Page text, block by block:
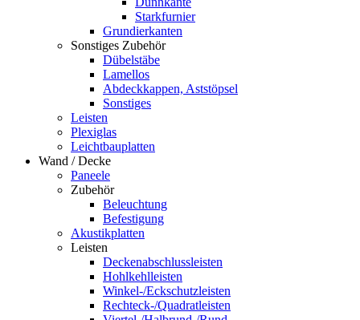
Starkfurnier
Grundierkanten
Sonstiges Zubehör
Dübelstäbe
Lamellos
Abdeckkappen, Aststöpsel
Sonstiges
Leisten
Plexiglas
Leichtbauplatten
Wand / Decke
Paneele
Zubehör
Beleuchtung
Befestigung
Akustikplatten
Leisten
Deckenabschlussleisten
Hohlkehlleisten
Winkel-/Eckschutzleisten
Rechteck-/Quadratleisten